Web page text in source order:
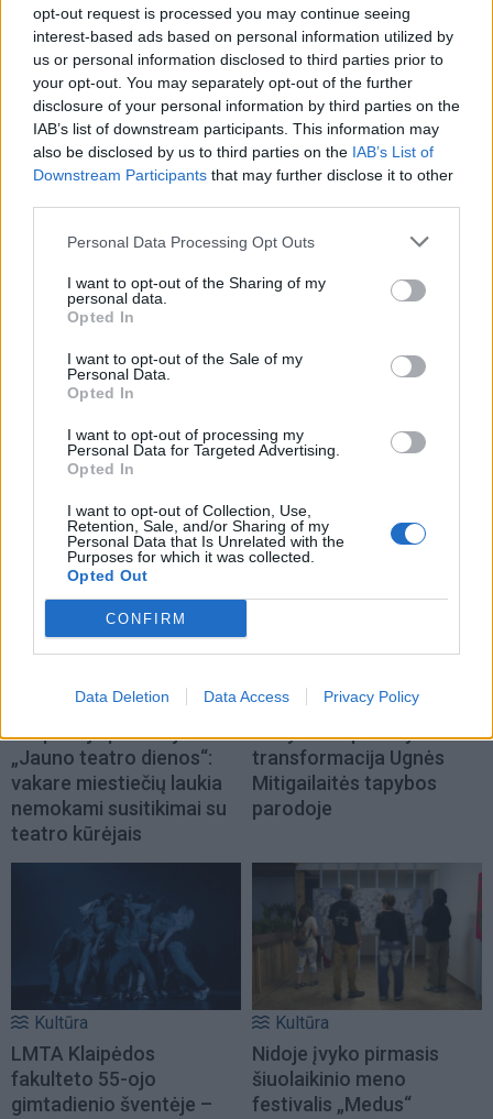
opt-out request is processed you may continue seeing
interest-based ads based on personal information utilized by
us or personal information disclosed to third parties prior to
your opt-out. You may separately opt-out of the further
disclosure of your personal information by third parties on the
IAB’s list of downstream participants. This information may
also be disclosed by us to third parties on the IAB’s List of
Downstream Participants that may further disclose it to other
Personal Data Processing Opt Outs
I want to opt-out of the Sharing of my
personal data.
Opted In
I want to opt-out of the Sale of my
Personal Data.
Opted In
I want to opt-out of processing my
Personal Data for Targeted Advertising.
Opted In
I want to opt-out of Collection, Use,
Retention, Sale, and/or Sharing of my
Personal Data that Is Unrelated with the
Purposes for which it was collected.
Opted Out
CONFIRM
Data Deletion Data Access Privacy Policy
TAIP PAT SKAITYKITE
Kultūra
keturios meninės patirtys
- viena bendrystės istorija
spektaklis „Jaunuolio
kambaryje“ kviečia
priimti
Kultūra
Klaipėdoje prasidėjo
„Jauno teatro dienos“:
vakare miestiečių laukia
nemokami susitikimai su
teatro kūrėjais
Kultūra
Matyti kitaip: realybės
transformacija Ugnės
Mitigailaitės tapybos
parodoje
Kultūra
LMTA Klaipėdos
fakulteto 55-ojo
gimtadienio šventėje –
Kultūra
Nidoje įvyko pirmasis
šiuolaikinio meno
festivalis „Medus“